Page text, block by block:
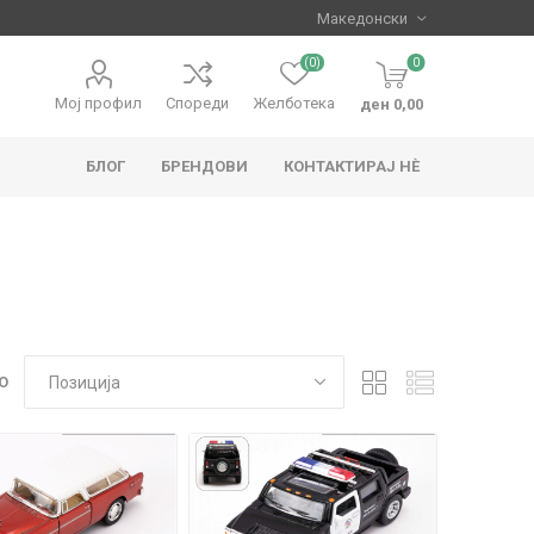
Мој профил Спореди Желботека
(0) 0
ден 0,00
БЛОГ БРЕНДОВИ КОНТАКТИРАЈ НЀ